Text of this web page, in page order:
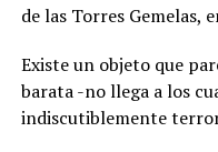
de las Torres Gemelas,
Existe un objeto que
barata -no llega a los
indiscutiblemente